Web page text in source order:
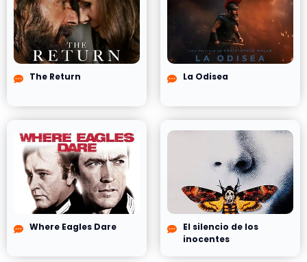
The Return La Odisea
Where Eagles Dare
El silencio de los
inocentes